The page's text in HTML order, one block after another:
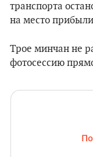
транспорта
на место
Трое минчан не
фотосессию